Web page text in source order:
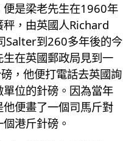
便是梁老先生在1960年
，由英國人Richard
Salter到260多年後的今
在英國郵政局見到一
，他便打電話去英國詢
位的針磅。因為當年
便畫了一個司馬斤對
港斤針磅。